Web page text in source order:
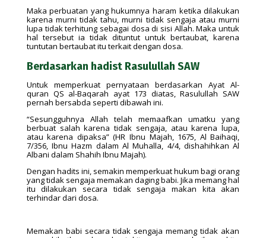
Maka perbuatan yang hukumnya haram ketika dilakukan
karena murni tidak tahu, murni tidak sengaja atau murni
lupa tidak terhitung sebagai dosa di sisi Allah. Maka untuk
hal tersebut ia tidak dituntut untuk bertaubat, karena
tuntutan bertaubat itu terkait dengan dosa.
Berdasarkan hadist Rasulullah SAW
Untuk memperkuat pernyataan berdasarkan Ayat Al-
quran QS al-Baqarah ayat 173 diatas, Rasulullah SAW
pernah bersabda seperti dibawah ini.
“Sesungguhnya Allah telah memaafkan umatku yang
berbuat salah karena tidak sengaja, atau karena lupa,
atau karena dipaksa” (HR Ibnu Majah, 1675, Al Baihaqi,
7/356, Ibnu Hazm dalam Al Muhalla, 4/4, dishahihkan Al
Albani dalam Shahih Ibnu Majah).
Dengan hadits ini, semakin memperkuat hukum bagi orang
yang tidak sengaja memakan daging babi. Jika memang hal
itu dilakukan secara tidak sengaja makan kita akan
terhindar dari dosa.
Memakan babi secara tidak sengaja memang tidak akan